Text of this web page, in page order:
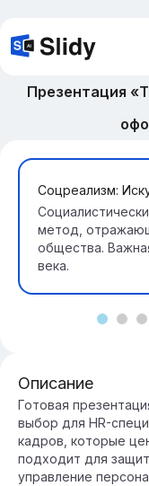
Презентация
Соцреализм:
метод,
общества.
века.
Описание
Готовая
выбор для HR-
кадров, которые
подходит для
управление